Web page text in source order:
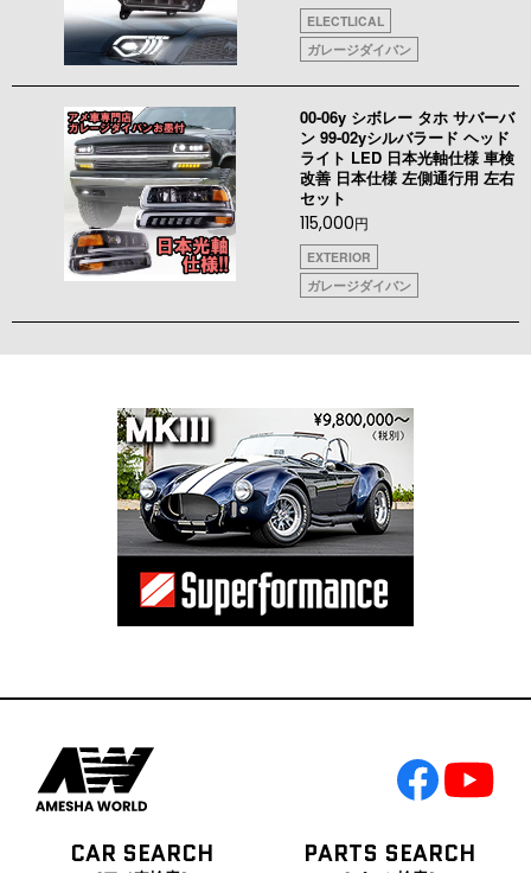
ELECTLICAL
ガレージダイバン
00-06y シボレー タホ サバーバ
ン 99-02yシルバラード ヘッド
ライト LED 日本光軸仕様 車検
改善 日本仕様 左側通行用 左右
セット
115,000円
EXTERIOR
ガレージダイバン
CAR SEARCH PARTS SEARCH